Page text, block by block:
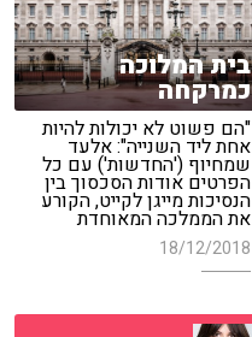
בית המלוכה
כמרקחה
"הם פשוט לא יכולות להיות
אחת ליד השנייה": אלעד
שמחיוף ('החדשות') עם כל
הפרטים אודות הסכסוך בין
הנסיכות מייגן לקייט, הקורע
את הממלכה המאוחדת
18/12/2018